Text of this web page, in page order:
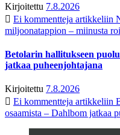
Kirjoitettu 7.8.2026
Ei kommentteja artikkeliin
miljoonatappion – miinusta
Betolarin hallitukseen
jatkaa puheenjohtajana
Kirjoitettu 7.8.2026
Ei kommentteja artikkeliin
osaamista – Dahlbom jatkaa